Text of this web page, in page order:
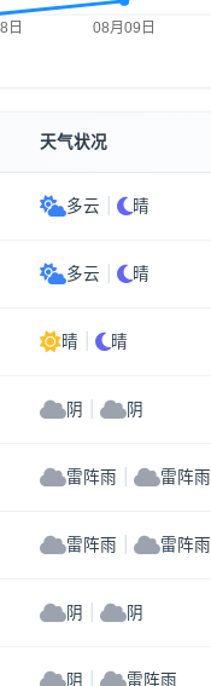
天气状况
多云 晴
多云 晴
晴 晴
阴 阴
雷阵雨 雷阵雨
雷阵雨 雷阵雨
阴 阴
阴 雷阵雨